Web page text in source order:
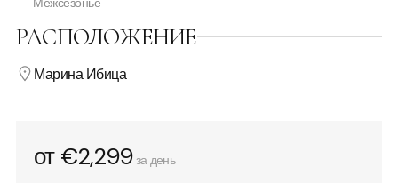
от €2,299за день
РАСПОЛОЖЕНИЕ
Марина Ибица